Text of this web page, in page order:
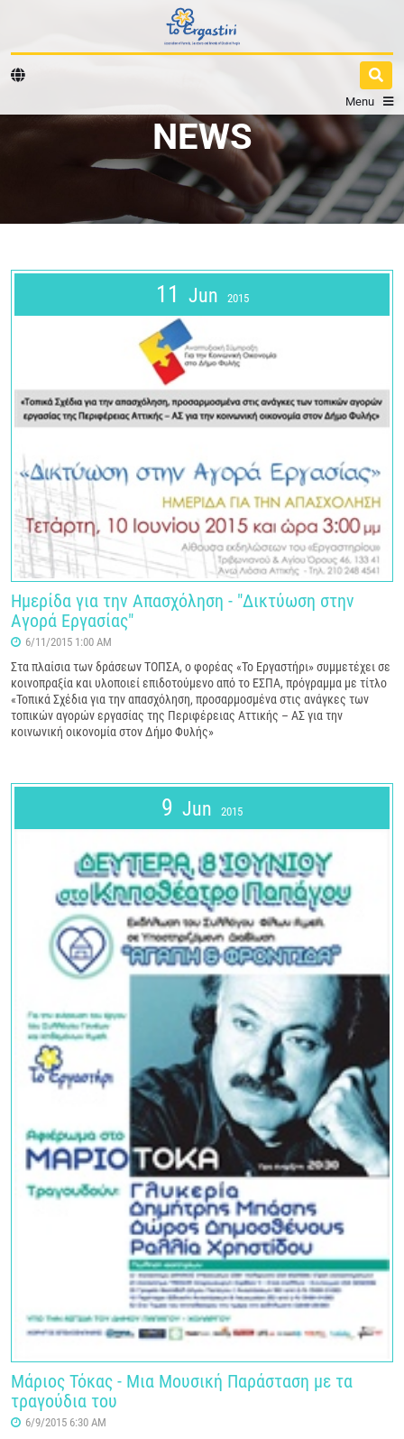
Menu
NEWS
11 Jun 2015
Ημερίδα για την Απασχόληση - "Δικτύωση στην
Αγορά Εργασίας"
6/11/2015 1:00 AM
Στα πλαίσια των δράσεων ΤΟΠΣΑ, ο φορέας «Το Εργαστήρι» συμμετέχει σε
κοινοπραξία και υλοποιεί επιδοτούμενο από το ΕΣΠΑ, πρόγραμμα με τίτλο
«Τοπικά Σχέδια για την απασχόληση, προσαρμοσμένα στις ανάγκες των
τοπικών αγορών εργασίας της Περιφέρειας Αττικής – ΑΣ για την
κοινωνική οικονομία στον Δήμο Φυλής»
9 Jun 2015
Μάριος Τόκας - Μια Μουσική Παράσταση με τα
τραγούδια του
6/9/2015 6:30 AM